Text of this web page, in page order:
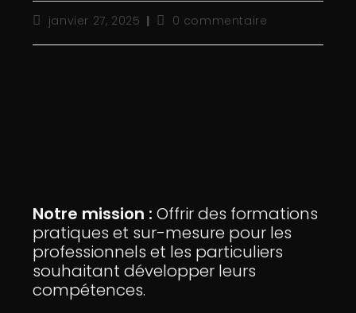
janvier 27, 2025 0 commentaire
Notre mission : Offrir des formations
pratiques et sur-mesure pour les
professionnels et les particuliers
souhaitant développer leurs
compétences.